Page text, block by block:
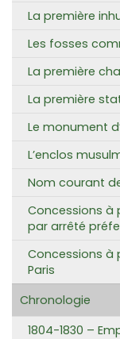
La première
Les fosses
La première
La première
Le monument
L’enclos
Nom courant
Concessions
par arrêté
Concessions à
Paris
Chronologie
1804-1830 –